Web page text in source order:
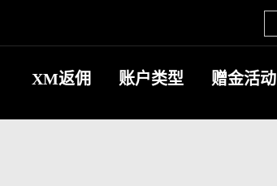
XM返佣 账户类型 赠金活动